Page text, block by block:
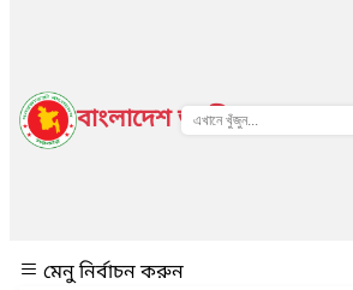
বাংলাদেশ জাতীয় তথ্য বাতায়ন
মেনু নির্বাচন করুন